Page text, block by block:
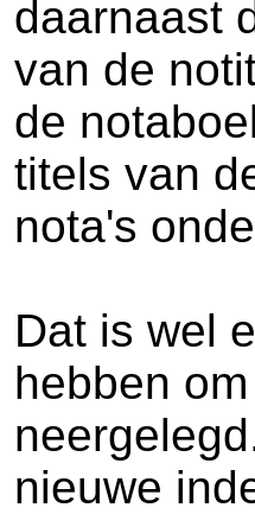
daarnaast
van de
de
titels van
nota's
Dat is wel
hebben
nieuwe